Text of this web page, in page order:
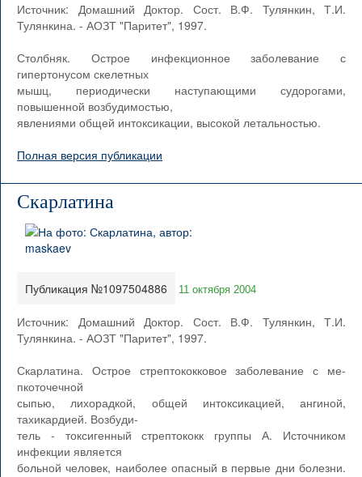
Источник: Домашний Доктор. Сост. В.Ф. Тулянкин, Т.И.
Тулянкина. - АОЗТ "Паритет", 1997.
Столбняк. Острое инфекционное заболевание с
гипертонусом скелетных
мышц, периодически наступающими судорогами,
повышенной возбудимостью,
явлениями общей интоксикации, высокой летальностью.
Полная версия публикации
Скарлатина
Публикация №1097504886 11 октября 2004
Источник: Домашний Доктор. Сост. В.Ф. Тулянкин, Т.И.
Тулянкина. - АОЗТ "Паритет", 1997.
Скарлатина. Острое стрептококковое заболевание с ме-
пкоточечной
сыпью, лихорадкой, общей интоксикацией, ангиной,
тахикардией. Возбуди-
тель - токсигенный стрептококк группы А. Источником
инфекции является
больной человек, наиболее опасный в первые дни болезни.